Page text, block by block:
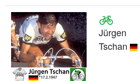
Jürgen
Tschan